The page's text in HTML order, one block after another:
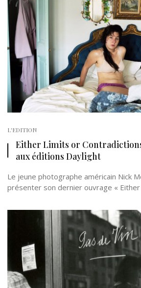
L'EDITION
Either Limits or
aux éditions Daylight
Le jeune photographe américain Nick
présenter son dernier ouvrage « Either